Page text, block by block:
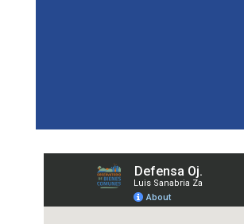
Defensa del
manantial Ojo de
Agua y Río La